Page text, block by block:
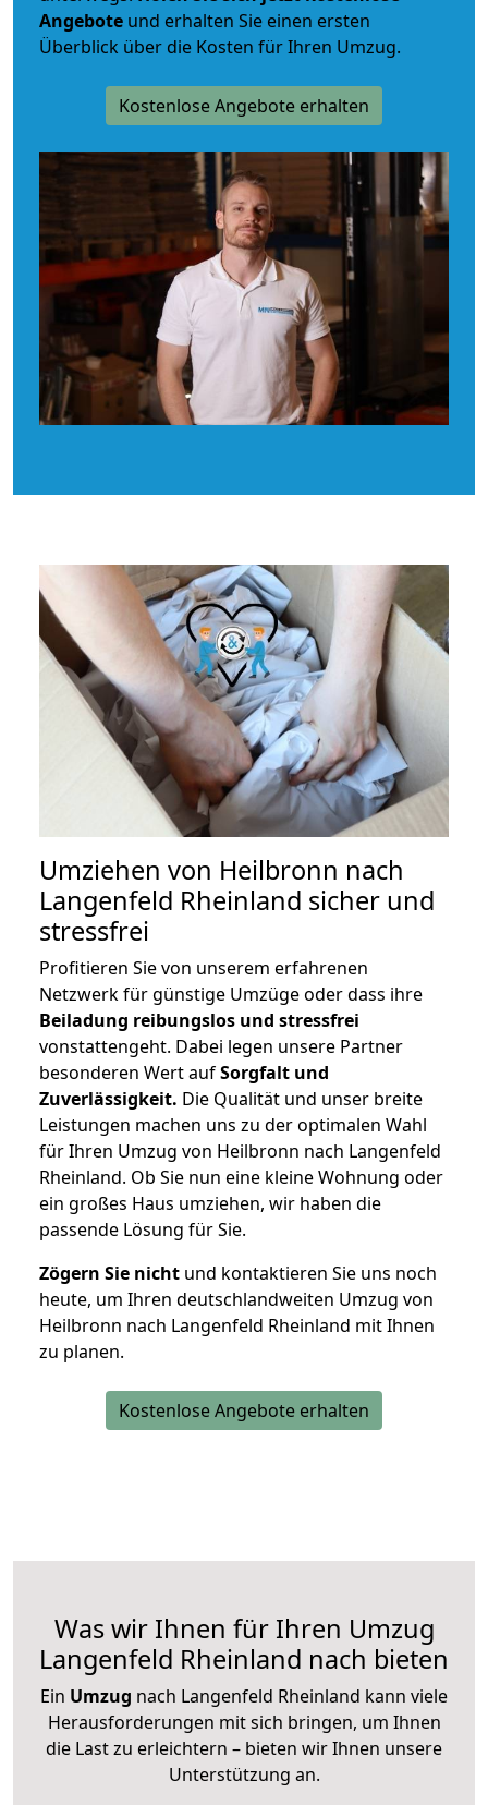
Angebote und erhalten Sie einen ersten
Überblick über die Kosten für Ihren Umzug.
Kostenlose Angebote erhalten
Umziehen von Heilbronn nach
Langenfeld Rheinland sicher und
stressfrei
Profitieren Sie von unserem erfahrenen
Netzwerk für günstige Umzüge oder dass ihre
Beiladung reibungslos und stressfrei
vonstattengeht. Dabei legen unsere Partner
besonderen Wert aufSorgfalt und
Zuverlässigkeit. Die Qualität und unser breite
Leistungen machen uns zu der optimalen Wahl
für Ihren Umzug von Heilbronn nach Langenfeld
Rheinland. Ob Sie nun eine kleine Wohnung oder
ein großes Haus umziehen, wir haben die
passende Lösung für Sie.
Zögern Sie nicht und kontaktieren Sie uns noch
heute, um Ihren deutschlandweiten Umzug von
Heilbronn nach Langenfeld Rheinland mit Ihnen
zu planen.
Kostenlose Angebote erhalten
Was wir Ihnen für Ihren Umzug
Langenfeld Rheinland nach bieten
Ein Umzug nach Langenfeld Rheinland kann viele
Herausforderungen mit sich bringen, um Ihnen
die Last zu erleichtern – bieten wir Ihnen unsere
Unterstützung an.